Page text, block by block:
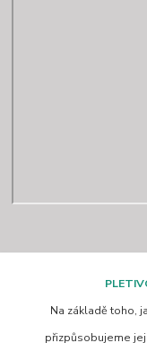
www.pletivo-trinec.cz
Na základě toho,
přizpůsobujeme